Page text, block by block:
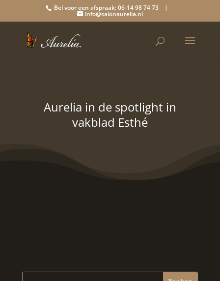
Bel voor een afspraak: 06-14 98 74 73 |
info@salonaurelia.nl
Aurelia in de spotlight in
vakblad Esthé